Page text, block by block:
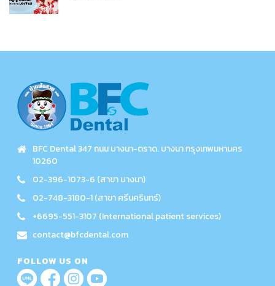
BFC Dental 347 ถนน บางนา-ตราด. บางนา กรุงเทพมหานคร
10260
02-396-1073-6 (สาขา บางนา)
02-748-3180-1 (สาขา ศรีนครินทร์)
+6695-551-3107 (International patient services)
contact@bfcdental.com
FOLLOW US ON